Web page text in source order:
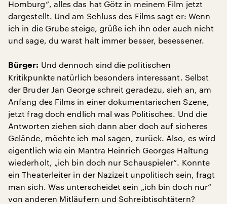
Homburg“, alles das hat Götz in meinem Film jetzt
dargestellt. Und am Schluss des Films sagt er: Wenn
ich in die Grube steige, grüße ich ihn oder auch nicht
und sage, du warst halt immer besser, besessener.
Bürger: Und dennoch sind die politischen
Kritikpunkte natürlich besonders interessant. Selbst
der Bruder Jan George schreit geradezu, sieh an, am
Anfang des Films in einer dokumentarischen Szene,
jetzt frag doch endlich mal was Politisches. Und die
Antworten ziehen sich dann aber doch auf sicheres
Gelände, möchte ich mal sagen, zurück. Also, es wird
eigentlich wie ein Mantra Heinrich Georges Haltung
wiederholt, „ich bin doch nur Schauspieler“. Konnte
ein Theaterleiter in der Nazizeit unpolitisch sein, fragt
man sich. Was unterscheidet sein „ich bin doch nur“
von anderen Mitläufern und Schreibtischtätern?